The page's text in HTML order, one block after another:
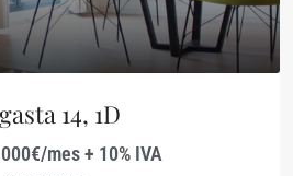
14, 1D
mes + 10% IVA